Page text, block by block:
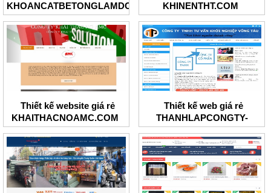
KHOANCATBETONGLAMDONG
KHINENTHT.COM
Thiết kế website giá rẻ
KHAITHACNOAMC.COM
Thiết kế web giá rẻ
THANHLAPCONGTY-
BRT.COM